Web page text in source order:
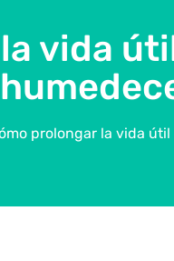
vida
prolongar la vida